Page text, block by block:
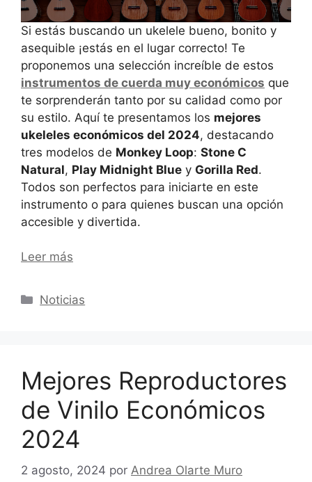
Si estás buscando un ukelele bueno, bonito y
asequible ¡estás en el lugar correcto! Te
proponemos una selección increíble de estos
instrumentos de cuerda muy económicos que
te sorprenderán tanto por su calidad como por
su estilo. Aquí te presentamos los mejores
ukeleles económicos del 2024, destacando
tres modelos de Monkey Loop: Stone C
Natural, Play Midnight Blue y Gorilla Red.
Todos son perfectos para iniciarte en este
instrumento o para quienes buscan una opción
accesible y divertida.
Leer más
Categorías
Noticias
Mejores Reproductores
de Vinilo Económicos
2024
2 agosto, 2024 por Andrea Olarte Muro